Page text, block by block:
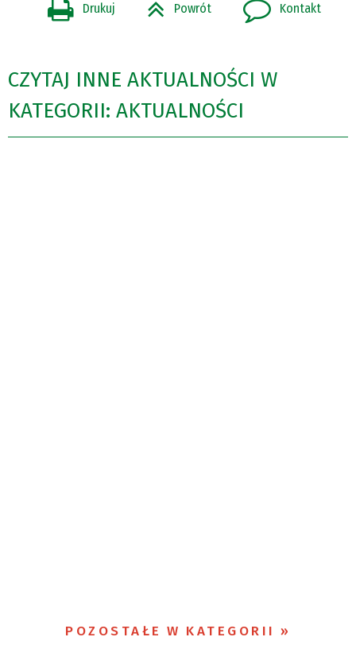
Drukuj Powrót Kontakt
CZYTAJ INNE AKTUALNOŚCI W
KATEGORII: AKTUALNOŚCI
POZOSTAŁE W KATEGORII